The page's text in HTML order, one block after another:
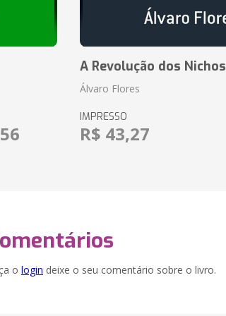
A Revolução dos Nichos
Álvaro Flores
IMPRESSO
R$ 43,27
o login deixe o seu comentário sobre o livro.